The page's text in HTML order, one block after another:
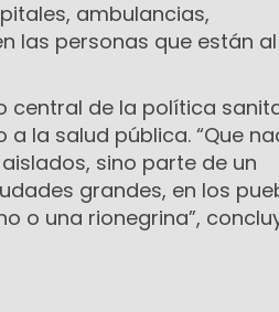
ambulancias,
las personas que están al
central de la política
la salud pública. “Que
sino parte de un
grandes, en los
o una rionegrina”,